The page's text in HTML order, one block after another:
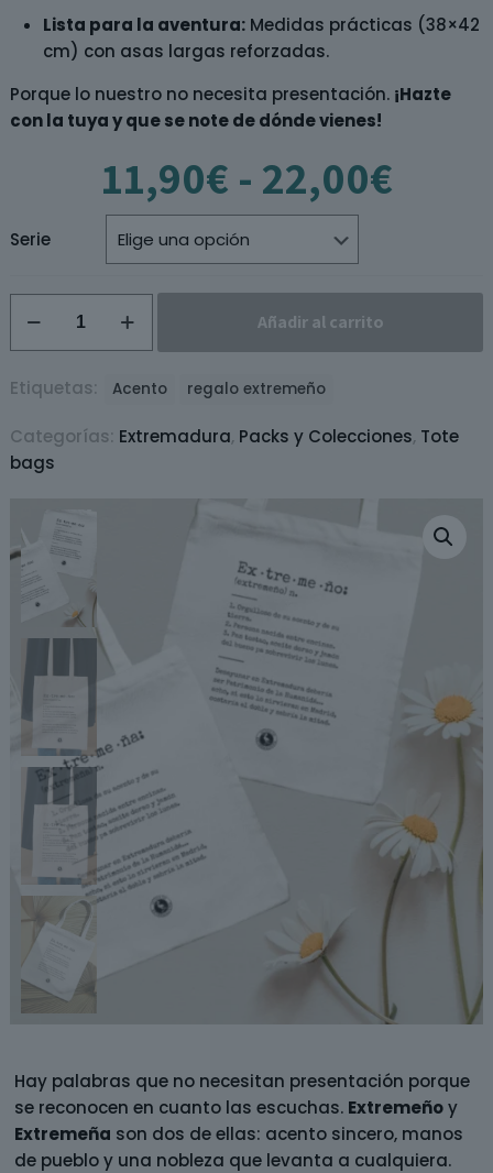
Hay palabras que no necesitan presentación porque
se reconocen en cuanto las escuchas. Extremeñoy
Extremeña son dos de ellas: acento sincero, manos
de pueblo y una nobleza que levanta a cualquiera.
Lista para la aventura:Medidas prácticas (38×42
cm) con asas largas reforzadas.
Porque lo nuestro no necesita presentación. ¡Hazte
con la tuya y que se note de dónde vienes!
11,90€ - 22,00€de
Serie
Extremeña
/
cantidad
Añadir al carrito
Etiquetas: Acento regalo extremeño
Categorías: Extremadura, Packs y Colecciones, Tote
bags